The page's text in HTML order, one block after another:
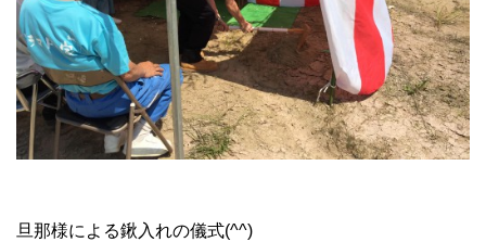
旦那様による鍬入れの儀式(^^)